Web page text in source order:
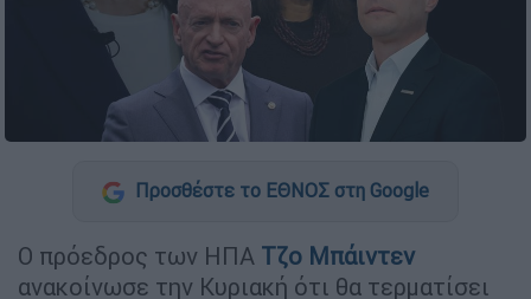
Προσθέστε το ΕΘΝΟΣ στη Google
Ο πρόεδρος των ΗΠΑ Τζο Μπάιντεν
ανακοίνωσε την Κυριακή ότι θα τερματίσει